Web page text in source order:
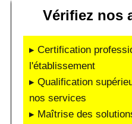
Vérifiez nos
▸ Certification
l'établissement
▸ Qualification
nos services
▸ Maîtrise des